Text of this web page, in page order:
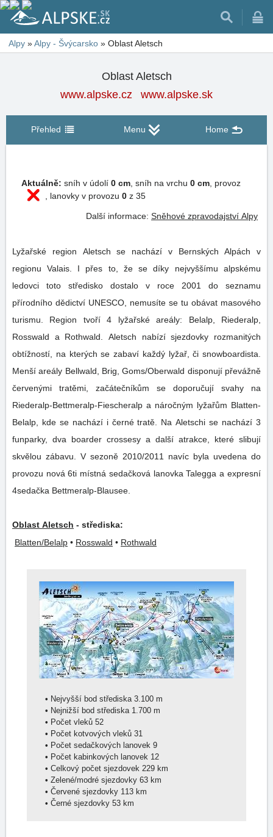
Alpy »Alpy - Švýcarsko » Oblast Aletsch
Oblast Aletsch
www.alpske.cz
www.alpske.sk
Přehled Menu Home
Aktuálně: sníh v údolí 0 cm , sníh na vrchu 0 cm , provoz
, lanovky v provozu 0 z 35
Další informace: Sněhové zpravodajství Alpy
Lyžařské region Aletsch se nachází v Bernských Alpách v
regionu Valais. I přes to, že se díky nejvyššímu alpskému
ledovci toto středisko dostalo v roce 2001 do seznamu
přírodního dědictví UNESCO, nemusíte se tu obávat masového
turismu. Region tvoří 4 lyžařské areály: Belalp, Riederalp,
Rosswald a Rothwald. Aletsch nabízí sjezdovky rozmanitých
obtížností, na kterých se zabaví každý lyžař, či snowboardista.
Menší areály Bellwald, Brig, Goms/Oberwald disponují převážně
červenými tratěmi, začátečníkům se doporučují svahy na
Riederalp-Bettmeralp-Fiescheralp a náročným lyžařům Blatten-
Belalp, kde se nachází i černé tratě. Na Aletschi se nachází 3
funparky, dva boarder crossesy a další atrakce, které slibují
skvělou zábavu. V sezoně 2010/2011 navíc byla uvedena do
provozu nová 6ti místná sedačková lanovka Talegga a expresní
4sedačka Bettmeralp-Blausee.
Oblast Aletsch - střediska:
Blatten/Belalp • Rosswald • Rothwald
•
Nejvyšší bod střediska 3.100 m
•
Nejnižší bod střediska 1.700 m
•
Počet vleků 52
• Počet kotvových vleků 31
•
Počet sedačkových lanovek 9
•
Počet kabinkových lanovek 12
•
Celkový počet sjezdovek 229 km
•
Zelené/modré sjezdovky 63 km
•
Červené sjezdovky 113 km
• Černé sjezdovky 53 km